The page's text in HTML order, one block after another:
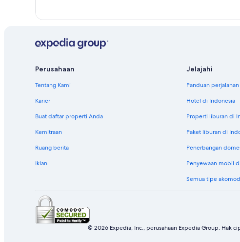
Perusahaan
Tentang Kami
Karier
Buat daftar properti Anda
Kemitraan
Ruang berita
Iklan
Jelajahi
Panduan
Hotel di Indonesia
Properti liburan di
Paket liburan di
Penerbangan
Penyewaan mobil
Semua tipe
© 2026 Expedia, Inc., perusahaan Expedia Group. Hak